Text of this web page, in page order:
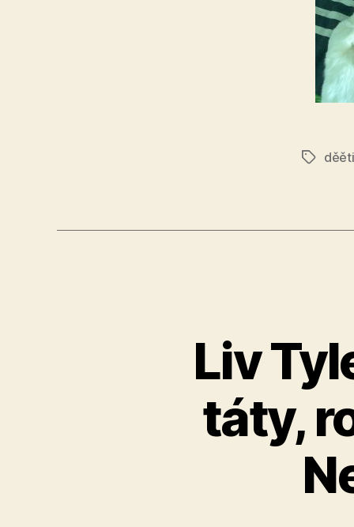
Štítkyděěti
Liv
táty,